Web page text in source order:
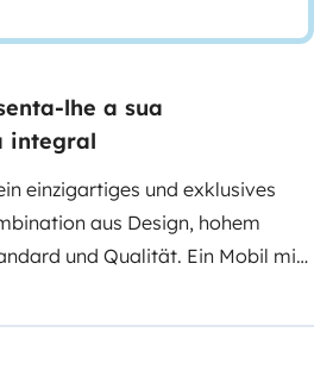
lhe a sua
integral
einzigartiges und exklusives
aus Design, hohem
und Qualität. Ein Mobil mit
luxuriösem Interieur.
- für maximales